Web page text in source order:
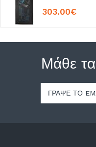
303.00€
Μάθε